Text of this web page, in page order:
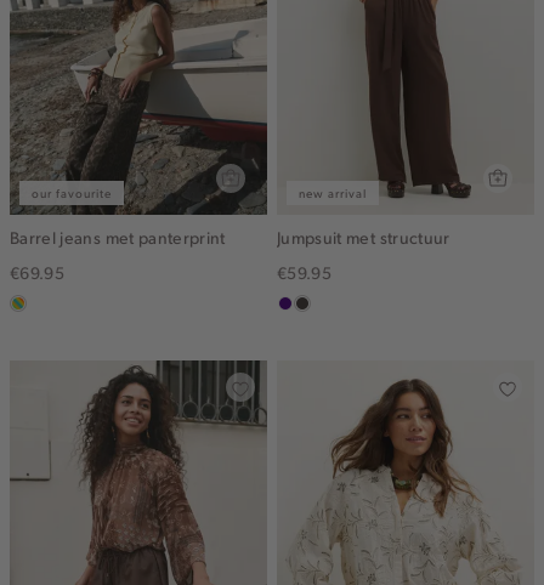
our favourite
Barrel jeans met panterprint
€69.95
meerkleurig
new arrival
Jumpsuit met structuur
€59.95
indigochoco